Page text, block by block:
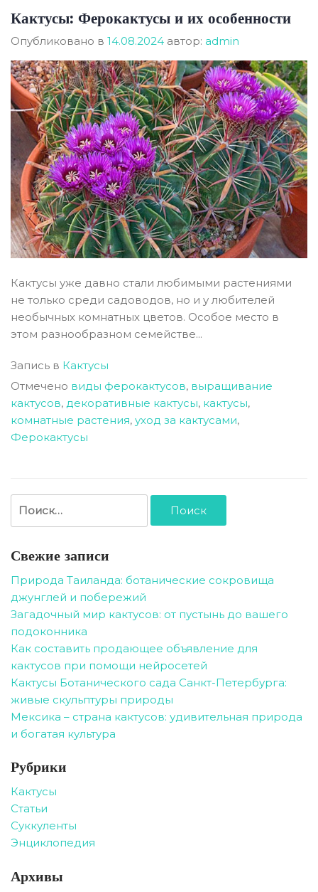
Кактусы: Ферокактусы и их особенности
Опубликовано в 14.08.2024 автор: admin
Кактусы уже давно стали любимыми растениями
не только среди садоводов, но и у любителей
необычных комнатных цветов. Особое место в
этом разнообразном семействе...
Запись в Кактусы
Отмечено виды ферокактусов, выращивание
кактусов, декоративные кактусы, кактусы,
комнатные растения, уход за кактусами,
Ферокактусы
Свежие записи
Природа Таиланда: ботанические сокровища
джунглей и побережий
Загадочный мир кактусов: от пустынь до вашего
подоконника
Как составить продающее объявление для
кактусов при помощи нейросетей
Кактусы Ботанического сада Санкт-Петербурга:
живые скульптуры природы
Мексика – страна кактусов: удивительная природа
и богатая культура
Рубрики
Кактусы
Статьи
Суккуленты
Энциклопедия
Архивы